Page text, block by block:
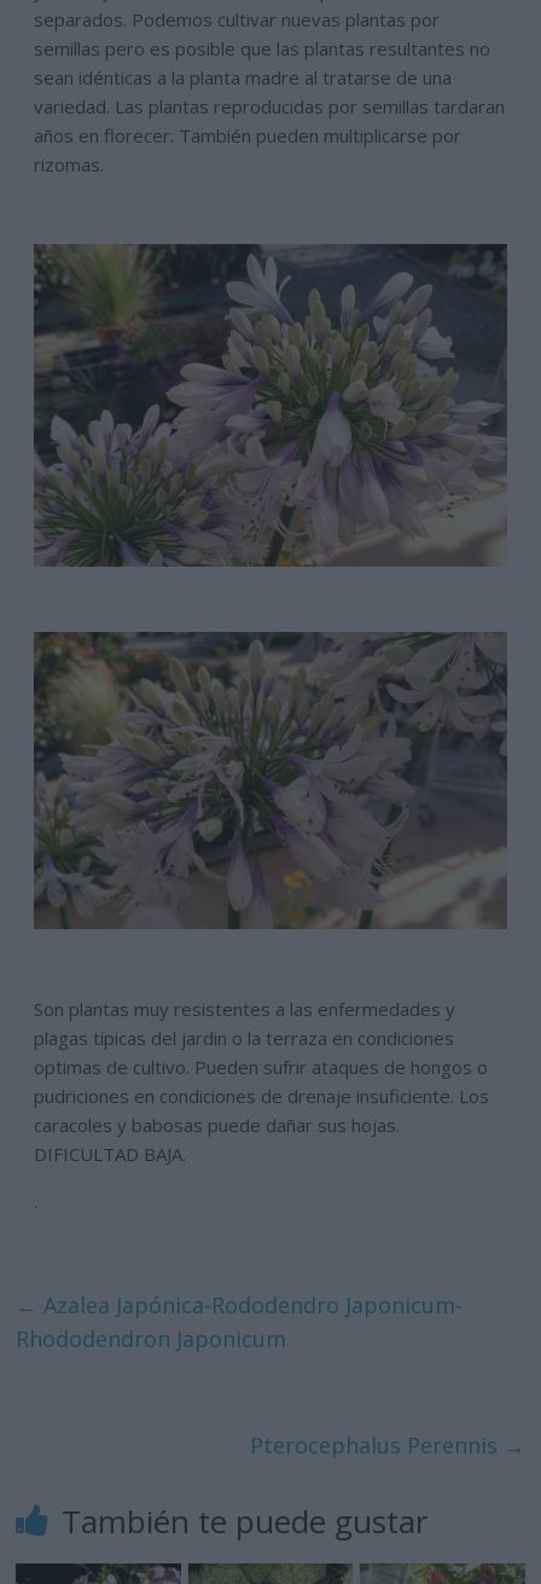
separados. Podemos cultivar nuevas plantas por
semillas pero es posible que las plantas resultantes no
sean idénticas a la planta madre al tratarse de una
variedad. Las plantas reproducidas por semillas tardaran
años en florecer. También pueden multiplicarse por
rizomas.
Son plantas muy resistentes a las enfermedades y
plagas típicas del jardin o la terraza en condiciones
optimas de cultivo. Pueden sufrir ataques de hongos o
pudriciones en condiciones de drenaje insuficiente. Los
caracoles y babosas puede dañar sus hojas.
DIFICULTAD BAJA.
.
← Azalea Japónica-Rododendro Japonicum-
Rhododendron Japonicum
Pterocephalus Perennis →
También te puede gustar